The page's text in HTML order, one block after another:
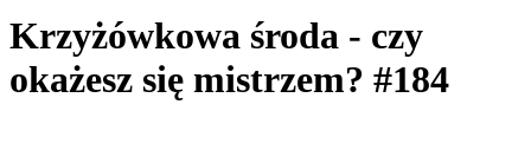
Krzyżówkowa środa - czy
okażesz się mistrzem? #184